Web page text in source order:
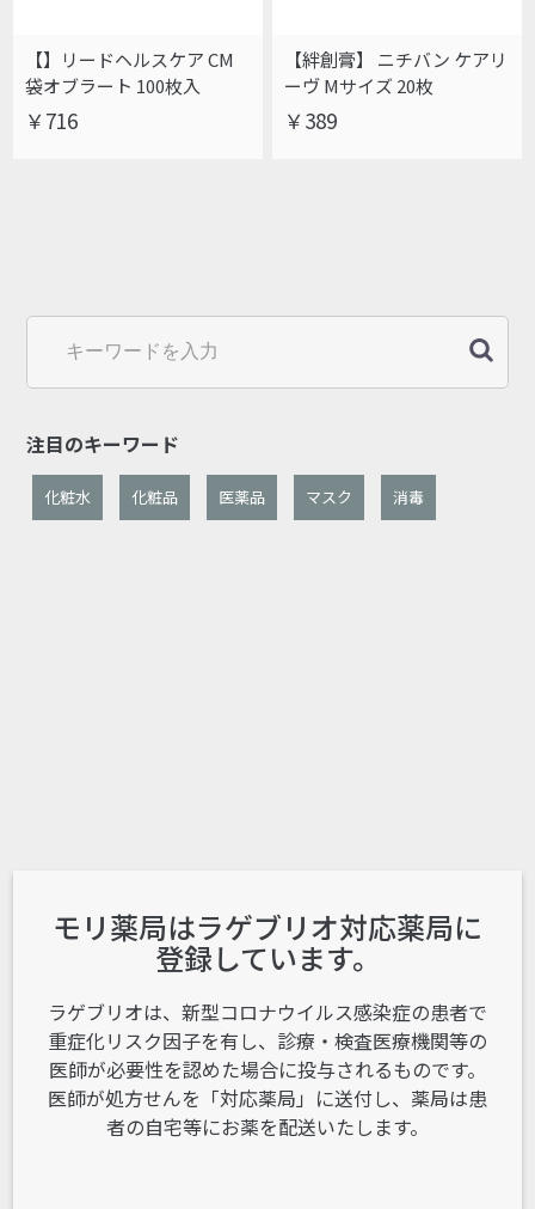
【】リードヘルスケア CM
袋オブラート 100枚入
￥716
【絆創膏】 ニチバン ケアリ
ーヴ Mサイズ 20枚
￥389
注目のキーワード
化粧水 化粧品 医薬品 マスク 消毒
モリ薬局はラゲブリオ対応薬局に
登録しています。
ラゲブリオは、新型コロナウイルス感染症の患者で
重症化リスク因子を有し、診療・検査医療機関等の
医師が必要性を認めた場合に投与されるものです。
医師が処方せんを「対応薬局」に送付し、薬局は患
者の自宅等にお薬を配送いたします。